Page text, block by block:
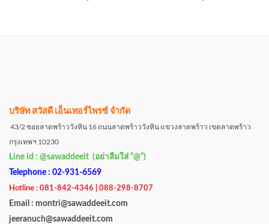
บริษัท สวัสดี เอ็นเทอร์ไพรซ์ จำกัด
43/2 ซอยลาดพร้าววังหิน 16 ถนนลาดพร้าววังหิน แขวงลาดพร้าว เขตลาดพร้าว
กรุงเทพฯ 10230
Line id : @sawaddeeit (อย่าลืมใส่ “@”)
Telephone : 02-931-6569
Hotline : 081-842-4346 | 088-298-8707
Email : montri@sawaddeeit.com
jeeranuch@sawaddeeit.com